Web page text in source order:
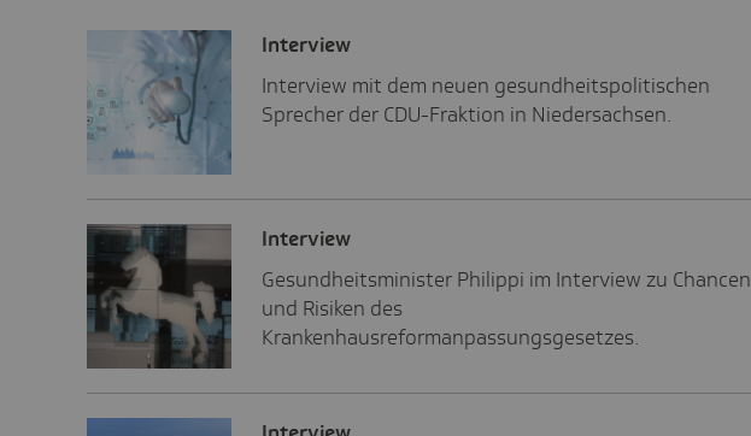
Inter­view
Interview mit dem neuen gesundheitspolitischen
Sprecher der CDU-Fraktion in Niedersachsen.
Inter­view
Gesundheitsminister Philippi im Interview zu Chancen
und Risiken des
Krankenhausreformanpassungsgesetzes.